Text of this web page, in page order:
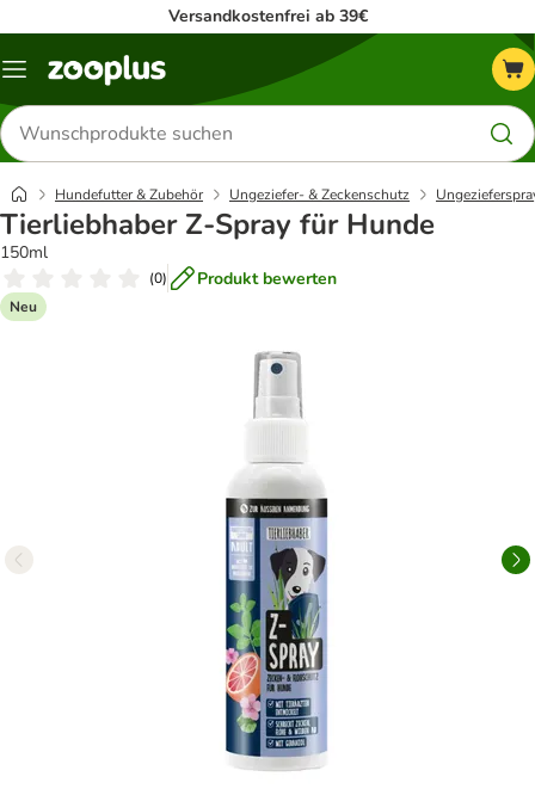
Versandkostenfrei ab 39€
Menü
Produkte
suchen
Hundefutter & Zubehör Ungeziefer- & Zeckenschutz
Tierliebhaber Z-Spray für Hunde
150ml
(0) Produkt bewerten
Neu